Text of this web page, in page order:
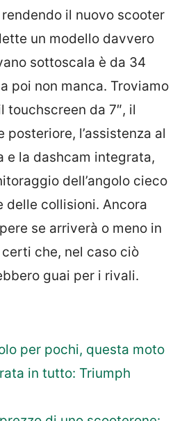
il nuovo scooter
un modello davvero
sottoscala è da 34
poi non manca. Troviamo
touchscreen da 7″, il
posteriore, l’assistenza al
e la dashcam integrata,
dell’angolo cieco
delle collisioni. Ancora
se arriverà o meno in
che, nel caso ciò
guai per i rivali.
per pochi, questa moto
in tutto: Triumph